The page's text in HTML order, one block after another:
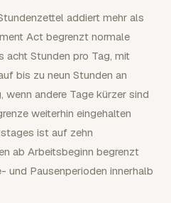
addiert mehr als
Act begrenzt normale
acht Stunden pro Tag, mit
bis zu neun Stunden an
wenn andere Tage kürzer sind
weiterhin eingehalten
ist auf zehn
ab Arbeitsbeginn begrenzt
und Pausenperioden innerhalb